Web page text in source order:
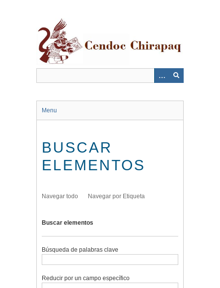
Menu
BUSCAR
ELEMENTOS
Navegar todo Navegar por Etiqueta
Buscar elementos
Búsqueda de palabras clave
Reducir por un campo específico